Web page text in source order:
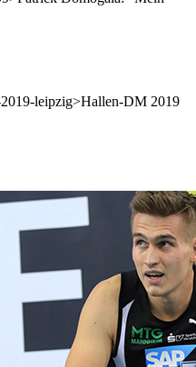
leipzig>Hallen-DM 2019